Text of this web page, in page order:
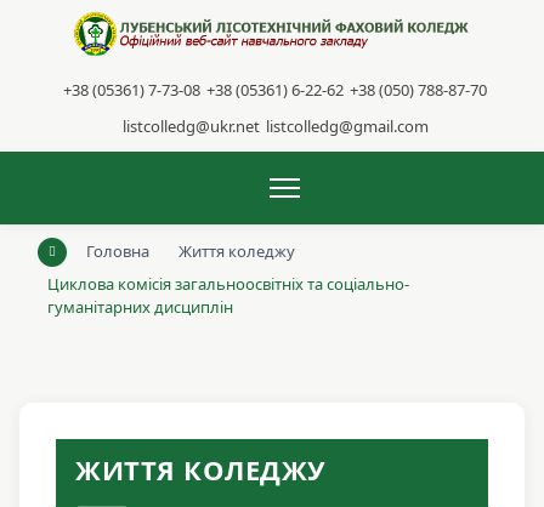
+38 (05361) 7-73-08 +38 (05361) 6-22-62 +38 (050) 788-87-70
listcolledg@ukr.net listcolledg@gmail.com
Головна
Життя коледжу
Циклова комісія загальноосвітніх та соціально-
гуманітарних дисциплін
ЖИТТЯ КОЛЕДЖУ